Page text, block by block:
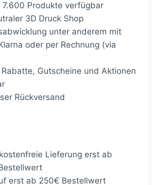
7.600 Produkte verfügbar
3D Druck Shop
unter anderem mit
oder per Rechnung (via
Gutscheine und Aktionen
Rückversand
Lieferung erst ab
erst ab 250€ Bestellwert